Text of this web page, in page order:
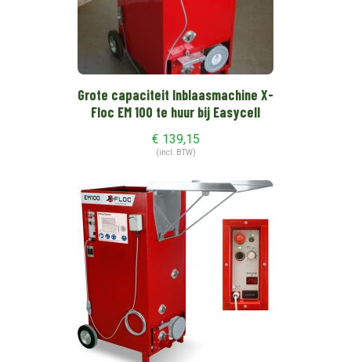
Grote capaciteit Inblaasmachine X-
Floc EM 100 te huur bij Easycell
€ 139,15
(incl. BTW)